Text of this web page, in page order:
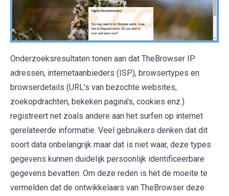
Onderzoeksresultaten tonen aan dat TheBrowser IP
adressen, internetaanbieders (ISP), browsertypes en
browserdetails (URL's van bezochte websites,
zoekopdrachten, bekeken pagina's, cookies enz.)
registreert net zoals andere aan het surfen op internet
gerelateerde informatie. Veel gebruikers denken dat dit
soort data onbelangrijk maar dat is niet waar, deze types
gegevens kunnen duidelijk persoonlijk identificeerbare
gegevens bevatten. Om deze reden is het de moeite te
vermelden dat de ontwikkelaars van TheBrowser deze